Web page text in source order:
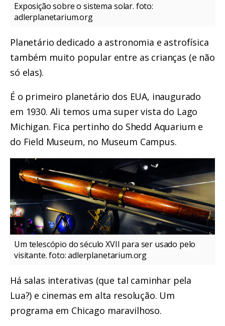
Exposição sobre o sistema solar. foto:
adlerplanetarium.org
Planetário dedicado a astronomia e astrofísica
também muito popular entre as crianças (e não
só elas).
É o primeiro planetário dos EUA, inaugurado
em 1930. Ali temos uma super vista do Lago
Michigan. Fica pertinho do Shedd Aquarium e
do Field Museum, no Museum Campus.
Um telescópio do século XVII para ser usado pelo
visitante. foto: adlerplanetarium.org
Há salas interativas (que tal caminhar pela
Lua?) e cinemas em alta resolução. Um
programa em Chicago maravilhoso.